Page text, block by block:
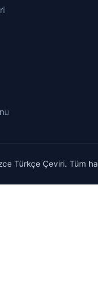
Türkçe Çeviri. Tüm